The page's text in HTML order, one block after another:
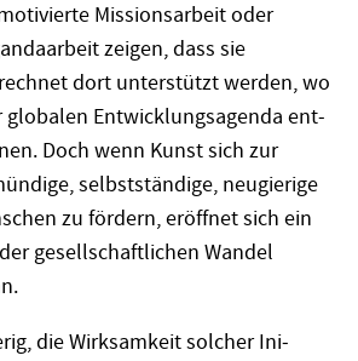
Missionsarbeit oder
zeigen, dass sie
dort unterstützt werden, wo
globalen Entwicklungsagenda ent­
Doch wenn Kunst sich zur
selbstständige, neugierige
zu fördern, eröffnet sich ein
gesellschaftlichen Wandel
die Wirksamkeit solcher Ini­